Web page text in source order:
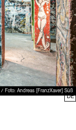
Andreas [FranzXaver] Süß
DE